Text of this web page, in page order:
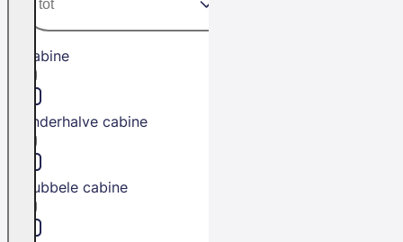
Cabine
Anderhalve cabine
Dubbele cabine